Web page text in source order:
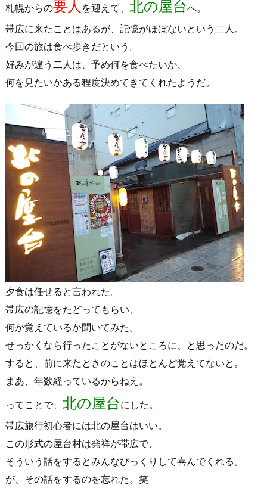
札幌からの要人 を迎えて、 北の屋台へ。
帯広に来たことはあるが、記憶がほぼないという二人。
今回の旅は食べ歩きだという。
好みが違う二人は、予め何を食べたいか、
何を見たいかある程度決めてきてくれたようだ。
夕食は任せると言われた。
帯広の記憶をたどってもらい、
何か覚えているか聞いてみた。
せっかくなら行ったことがないところに、と思ったのだ。
すると、前に来たときのことはほとんど覚えてないと。
まあ、年数経っているからねえ。
ってことで、 北の屋台にした。
帯広旅行初心者には北の屋台はいい。
この形式の屋台村は発祥が帯広で、
そういう話をするとみんなびっくりして喜んでくれる。
が、その話をするのを忘れた。笑